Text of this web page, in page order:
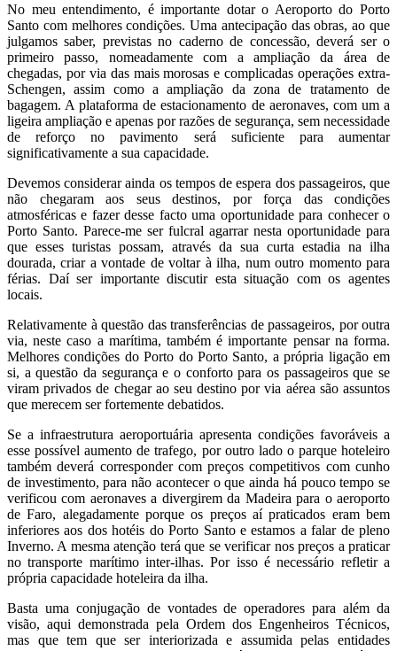
No meu entendimento, é importante dotar o Aeroporto do Porto
Santo com melhores condições. Uma antecipação das obras, ao que
julgamos saber, previstas no caderno de concessão, deverá ser o
primeiro passo, nomeadamente com a ampliação da área de
chegadas, por via das mais morosas e complicadas operações extra-
Schengen, assim como a ampliação da zona de tratamento de
bagagem. A plataforma de estacionamento de aeronaves, com um a
ligeira ampliação e apenas por razões de segurança, sem necessidade
de reforço no pavimento será suficiente para aumentar
significativamente a sua capacidade.
Devemos considerar ainda os tempos de espera dos passageiros, que
não chegaram aos seus destinos, por força das condições
atmosféricas e fazer desse facto uma oportunidade para conhecer o
Porto Santo. Parece-me ser fulcral agarrar nesta oportunidade para
que esses turistas possam, através da sua curta estadia na ilha
dourada, criar a vontade de voltar à ilha, num outro momento para
férias. Daí ser importante discutir esta situação com os agentes
locais.
Relativamente à questão das transferências de passageiros, por outra
via, neste caso a marítima, também é importante pensar na forma.
Melhores condições do Porto do Porto Santo, a própria ligação em
si, a questão da segurança e o conforto para os passageiros que se
viram privados de chegar ao seu destino por via aérea são assuntos
que merecem ser fortemente debatidos.
Se a infraestrutura aeroportuária apresenta condições favoráveis a
esse possível aumento de trafego, por outro lado o parque hoteleiro
também deverá corresponder com preços competitivos com cunho
de investimento, para não acontecer o que ainda há pouco tempo se
verificou com aeronaves a divergirem da Madeira para o aeroporto
de Faro, alegadamente porque os preços aí praticados eram bem
inferiores aos dos hotéis do Porto Santo e estamos a falar de pleno
Inverno. A mesma atenção terá que se verificar nos preços a praticar
no transporte marítimo inter-ilhas. Por isso é necessário refletir a
própria capacidade hoteleira da ilha.
Basta uma conjugação de vontades de operadores para além da
visão, aqui demonstrada pela Ordem dos Engenheiros Técnicos,
mas que tem que ser interiorizada e assumida pelas entidades